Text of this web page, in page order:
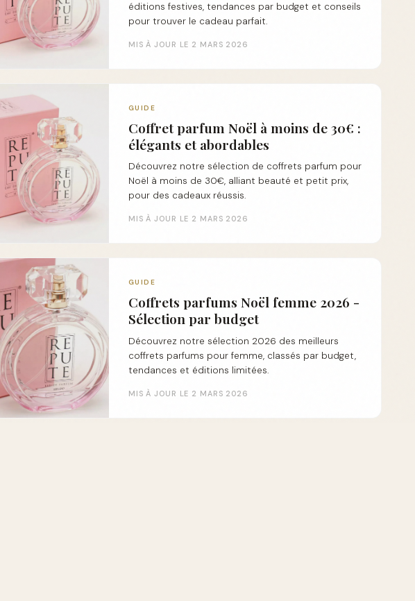
éditions festives, tendances par budget et conseils
pour trouver le cadeau parfait.
MIS À JOUR LE 2 MARS 2026
GUIDE
Coffret parfum Noël à moins de 30€ :
élégants et abordables
Découvrez notre sélection de coffrets parfum pour
Noël à moins de 30€, alliant beauté et petit prix,
pour des cadeaux réussis.
MIS À JOUR LE 2 MARS 2026
GUIDE
Coffrets parfums Noël femme 2026 -
Sélection par budget
Découvrez notre sélection 2026 des meilleurs
coffrets parfums pour femme, classés par budget,
tendances et éditions limitées.
MIS À JOUR LE 2 MARS 2026